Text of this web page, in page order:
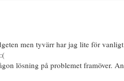
men tyvärr har jag lite för vanligt
lösning på problemet framöver.